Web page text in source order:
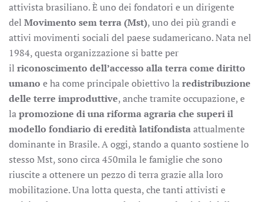
attivista brasiliano. È uno dei fondatori e un dirigente
del Movimento sem terra (Mst), uno dei più grandi e
attivi movimenti sociali del paese sudamericano. Nata nel
1984, questa organizzazione si batte per
il riconoscimento dell’accesso alla terra come diritto
umano e ha come principale obiettivo laredistribuzione
delle terre improduttive, anche tramite occupazione, e
lapromozione di una riforma agraria che superi il
modello fondiario di eredità latifondistaattualmente
dominante in Brasile. A oggi, stando a quanto sostiene lo
stesso Mst, sono circa 450mila le famiglie che sono
riuscite a ottenere un pezzo di terra grazie alla loro
mobilitazione. Una lotta questa, che tanti attivisti e